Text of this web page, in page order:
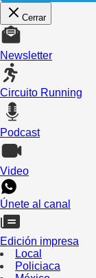
Cerrar
Newsletter
Circuito Running
Podcast
Video
Únete al canal
Edición impresa
Local
Policiaca